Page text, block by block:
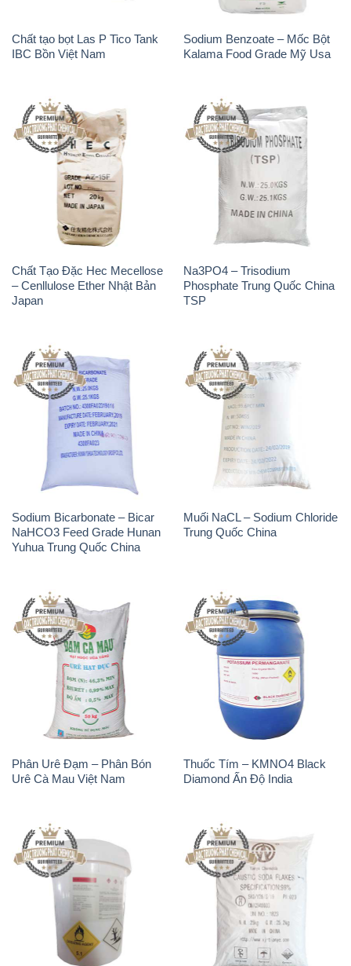
Chất tạo bọt Las P Tico Tank
IBC Bồn Việt Nam
Sodium Benzoate – Mốc Bột
Kalama Food Grade Mỹ Usa
Chất Tạo Đặc Hec Mecellose
– Cenllulose Ether Nhật Bản
Japan
Na3PO4 – Trisodium
Phosphate Trung Quốc China
TSP
Sodium Bicarbonate – Bicar
NaHCO3 Feed Grade Hunan
Yuhua Trung Quốc China
Muối NaCL – Sodium Chloride
Trung Quốc China
Phân Urê Đạm – Phân Bón
Urê Cà Mau Việt Nam
Thuốc Tím – KMNO4 Black
Diamond Ấn Độ India